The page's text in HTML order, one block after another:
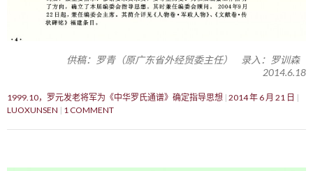
供稿：罗青（原广东省外经贸委主任） 录入：罗训森
2014.6.18
1999.10，罗元发老将军为《中华罗氏通谱》确定指导思想 2014 年 6 月 21 日
LUOXUNSEN
1 COMMENT